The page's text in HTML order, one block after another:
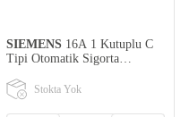
SIEMENS 16A 1 Kutuplu C
Tipi Otomatik Sigorta
Stokta Yok